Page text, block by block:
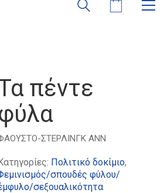
πέντε
ΣΤΕΡΛΙΝΓΚ ΑΝΝ
Πολιτικό δοκίμιο,
σπουδές φύλου/
σεξουαλικότητα